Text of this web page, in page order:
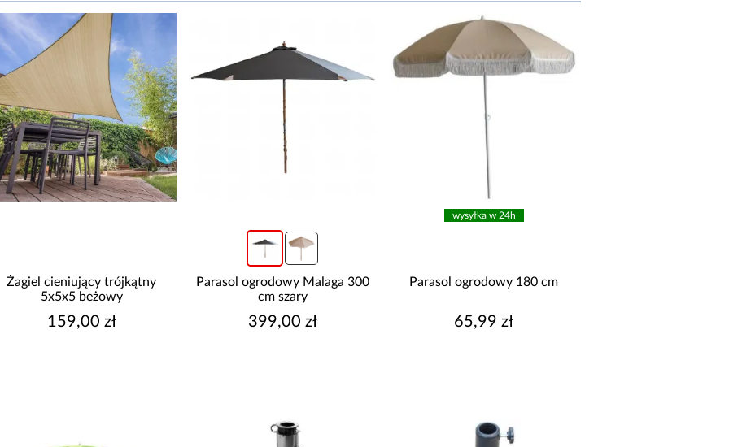
12
5
6
8
MATERIAŁ RAMY/STELAŻA
aluminium
MATERIAŁ WYKONANIA
RODZAJ ASORTYMENTU
parasole
podstawy pod parasol
180.00
ŚREDNICA MASZTU [MM]
Żagiel cieniujący trójkątny
5x5x5 beżowy
159,00 zł
Parasol ogrodowy Malaga 300
cm szary
399,00 zł
wysyłka w 24h
Parasol ogrodowy 180 cm
65,99 zł